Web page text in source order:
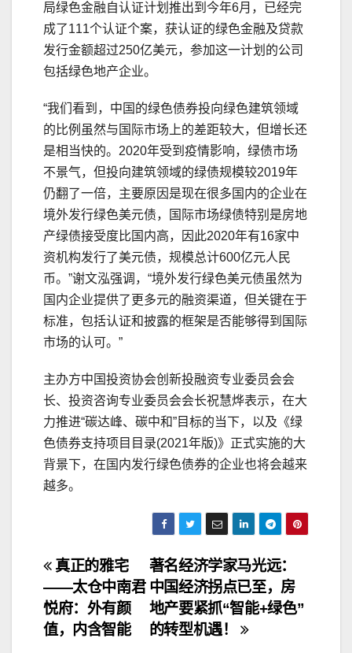
局绿色金融自认证计划推出到今年6月，已经完
成了111个认证个案，获认证的绿色金融及贷款
发行金额超过250亿美元，参加这一计划的公司
包括绿色地产企业。
“我们看到，中国的绿色债券投向绿色建筑领域
的比例虽然与国际市场上的差距较大，但增长还
是相当快的。2020年受到疫情影响，绿债市场
不景气，但投向建筑领域的绿债规模较2019年
仍翻了一倍，主要原因是现在很多国内的企业在
境外发行绿色美元债，国际市场绿债特别是房地
产绿债接受度比国内高，因此2020年有16家中
资机构发行了美元债，规模总计600亿元人民
币。”谢文泓强调，“境外发行绿色美元债虽然为
国内企业提供了更多元的融资渠道，但关键在于
标准，包括认证和披露的框架是否能够得到国际
市场的认可。”
主办方中国投资协会创新投融资专业委员会会
长、投资咨询专业委员会会长祝慧烨表示，在大
力推进“碳达峰、碳中和”目标的当下，以及《绿
色债券支持项目目录(2021年版)》正式实施的大
背景下，在国内发行绿色债券的企业也将会越来
越多。
文
章
导
著名经济学家马光远：
中国经济拐点已至，房
地产要紧抓“智能+绿色”
的转型机遇！
真正的雅宅
——太仓中南君
悦府：外有颜
值，内含智能